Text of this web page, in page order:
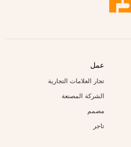
عمل
تجار العلامات التجارية
الشركة المصنعة
مصمم
تاجر